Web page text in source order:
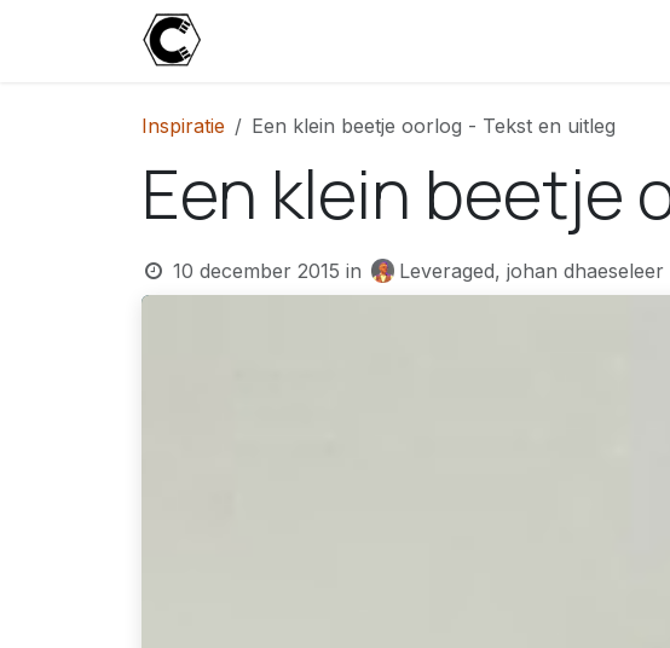
Overslaan naar inhoud
Inspiratie Een klein beetje oorlog - Tekst en uitleg
Een klein beetje
10 december 2015 in Leveraged, johan dhaeseleer